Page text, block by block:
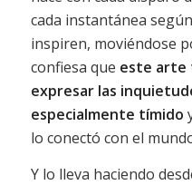
cada instantánea
inspiren, moviéndose
confiesa que este arte
expresar las
especialmente tímido
lo conectó con el
Y lo lleva haciendo